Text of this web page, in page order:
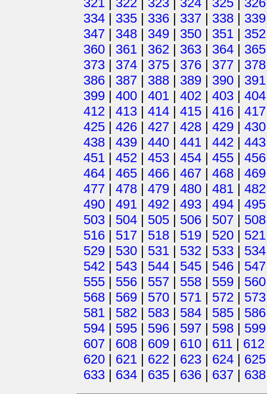
334 | 335 | 336 | 337 | 338 | 339
347 | 348 | 349 | 350 | 351 | 352
360 | 361 | 362 | 363 | 364 | 365
373 | 374 | 375 | 376 | 377 | 378
386 | 387 | 388 | 389 | 390 | 391
399 | 400 | 401 | 402 | 403 | 404
412 | 413 | 414 | 415 | 416 | 417
425 | 426 | 427 | 428 | 429 | 430
438 | 439 | 440 | 441 | 442 | 443
451 | 452 | 453 | 454 | 455 | 456
464 | 465 | 466 | 467 | 468 | 469
477 | 478 | 479 | 480 | 481 | 482
490 | 491 | 492 | 493 | 494 | 495
503 | 504 | 505 | 506 | 507 | 508
516 | 517 | 518 | 519 | 520 | 521
529 | 530 | 531 | 532 | 533 | 534
542 | 543 | 544 | 545 | 546 | 547
555 | 556 | 557 | 558 | 559 | 560
568 | 569 | 570 | 571 | 572 | 573
581 | 582 | 583 | 584 | 585 | 586
594 | 595 | 596 | 597 | 598 | 599
607 | 608 | 609 | 610 | 611 | 612
620 | 621 | 622 | 623 | 624 | 625
633 | 634 | 635 | 636 | 637 | 638